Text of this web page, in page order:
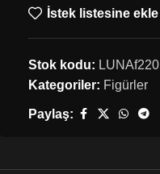
İstek listesine ekle
Stok kodu: LUNAf220
Kategoriler: Figürler
Paylaş: